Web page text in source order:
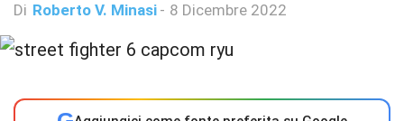
Di Roberto V. Minasi - 8 Dicembre 2022